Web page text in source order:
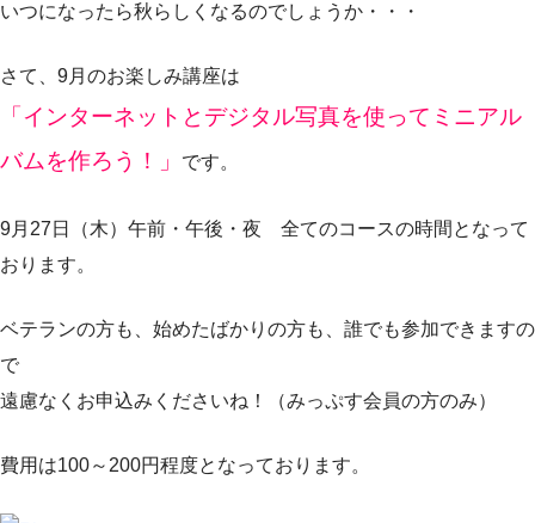
いつになったら秋らしくなるのでしょうか・・・
さて、9月のお楽しみ講座は
「インターネットとデジタル写真を使ってミニアル
バムを作ろう！」
です。
9月27日（木）午前・午後・夜 全てのコースの時間となって
おります。
ベテランの方も、始めたばかりの方も、誰でも参加できますの
で
遠慮なくお申込みくださいね！（みっぷす会員の方のみ）
費用は100～200円程度となっております。